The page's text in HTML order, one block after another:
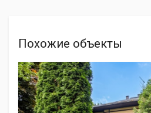
Похожие объекты